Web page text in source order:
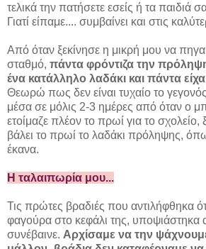
τελικά την πατήσετε εσείς ή τα παιδιά
Γιατί είπαμε.... συμβαίνει και στις
Από όταν ξεκίνησε η μικρή μου να
σταθμό, πάντα φρόντιζα την
ένα κατάλληλο λαδάκι και πάντα
Θεωρώ πως δεν είναι τυχαίο το
μέσα σε μόλις 2-3 ημέρες από όταν ο
ετοίμαζε πλέον το πρωί για το σχολείο,
βάλει το πρωί το λαδάκι πρόληψης,
έκανα.
Η ταλαιπωρία μου...
Τις πρώτες βραδιές που αντιλήφθηκα
φαγούρα στο κεφάλι της, υποψιάστηκα
συνέβαινε. Αρχίσαμε να την